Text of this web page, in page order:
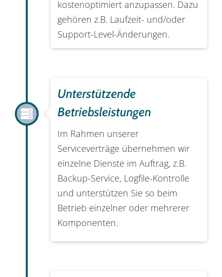
kostenoptimiert anzupassen. Dazu
gehören z.B. Laufzeit- und/oder
Support-Level-Änderungen.
Unterstützende
Betriebsleistungen
Im Rahmen unserer
Serviceverträge übernehmen wir
einzelne Dienste im Auftrag, z.B.
Backup-Service, Logfile-Kontrolle
und unterstützen Sie so beim
Betrieb einzelner oder mehrerer
Komponenten.